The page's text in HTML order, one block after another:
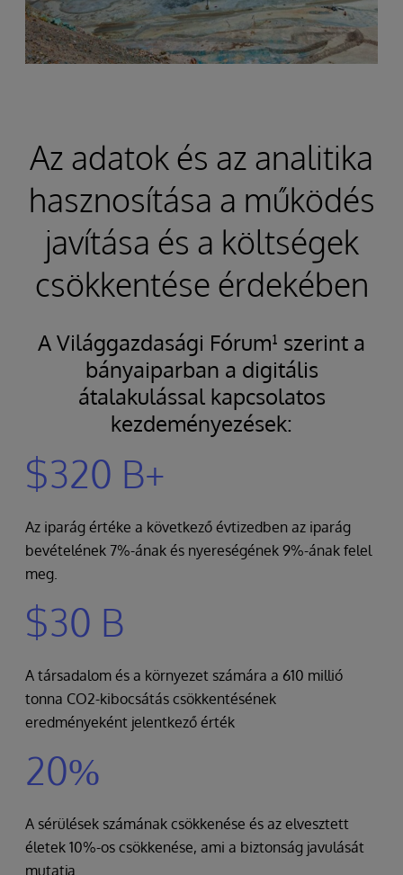
Az adatok és az analitika
hasznosítása a működés
javítása és a költségek
csökkentése érdekében
A Világgazdasági Fórum¹ szerint a
bányaiparban a digitális
átalakulással kapcsolatos
kezdeményezések:
$320 B+
Az iparág értéke a következő évtizedben az iparág
bevételének 7%-ának és nyereségének 9%-ának felel
meg.
$30 B
A társadalom és a környezet számára a 610 millió
tonna CO2-kibocsátás csökkentésének
eredményeként jelentkező érték
20%
A sérülések számának csökkenése és az elvesztett
életek 10%-os csökkenése, ami a biztonság javulását
mutatja